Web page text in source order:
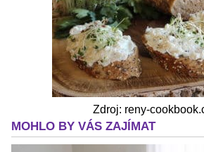
Zdroj: reny-